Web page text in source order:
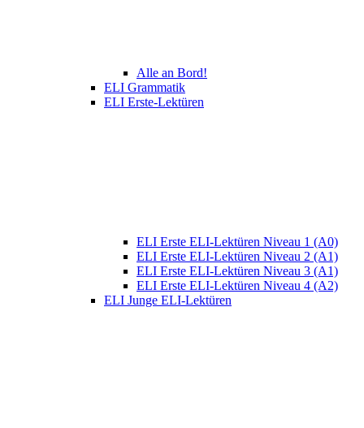
Alle an Bord!
ELI Grammatik
ELI Erste-Lektüren
ELI Erste ELI-Lektüren Niveau 1 (A0)
ELI Erste ELI-Lektüren Niveau 2 (A1)
ELI Erste ELI-Lektüren Niveau 3 (A1)
ELI Erste ELI-Lektüren Niveau 4 (A2)
ELI Junge ELI-Lektüren